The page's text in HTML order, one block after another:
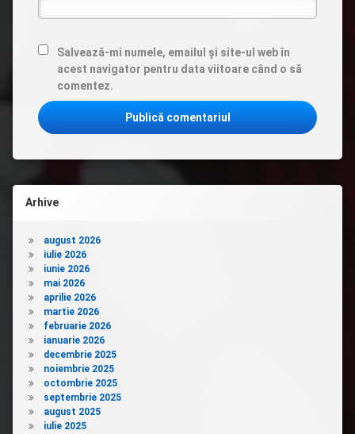
Salvează-mi numele, emailul și site-ul web în
acest navigator pentru data viitoare când o să
comentez.
Arhive
august 2026
iulie 2026
iunie 2026
mai 2026
aprilie 2026
martie 2026
februarie 2026
ianuarie 2026
decembrie 2025
noiembrie 2025
octombrie 2025
septembrie 2025
august 2025
iulie 2025